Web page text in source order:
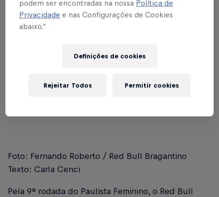
enfrenta o São Paulo
no Paulista Feminino
A partida acontece no domingo, às 11h,
Foto: Fernando Roberto / Red Bull Bragantino
Texto: Carla Cenci
Pela 9ª rodada do Paulista Feminino, o Red Bull
podem ser encontradas na nossa Política de
Privacidade e nas Configurações de Cookies
abaixo.”
Definições de cookies
Rejeitar Todos Permitir cookies